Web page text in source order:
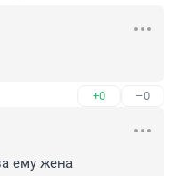
+0 –0
ему жена